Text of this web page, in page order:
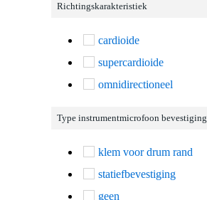
Richtingskarakteristiek
cardioide
supercardioide
omnidirectioneel
Type instrumentmicrofoon bevestiging
klem voor drum rand
statiefbevestiging
geen